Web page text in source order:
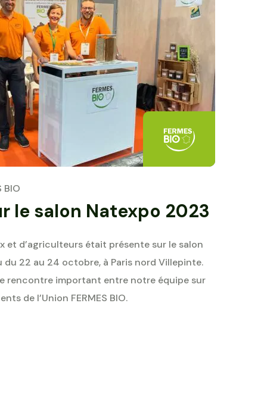
BIO
le salon Natexpo 2023
et d’agriculteurs était présente sur le salon
22 au 24 octobre, à Paris nord Villepinte.
rencontre important entre notre équipe sur
de l’Union FERMES BIO.